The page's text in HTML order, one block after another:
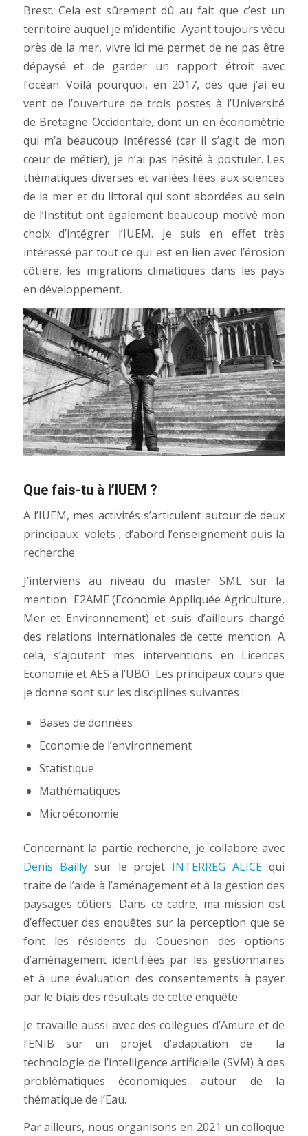
Brest. Cela est sûrement dû au fait que c’est un
territoire auquel je m’identifie. Ayant toujours vécu
près de la mer, vivre ici me permet de ne pas être
dépaysé et de garder un rapport étroit avec
l’océan. Voilà pourquoi, en 2017, dès que j’ai eu
vent de l’ouverture de trois postes à l’Université
de Bretagne Occidentale, dont un en économétrie
qui m’a beaucoup intéressé (car il s’agit de mon
cœur de métier), je n’ai pas hésité à postuler. Les
thématiques diverses et variées liées aux sciences
de la mer et du littoral qui sont abordées au sein
de l’Institut ont également beaucoup motivé mon
choix d’intégrer l’IUEM. Je suis en effet très
intéressé par tout ce qui est en lien avec l’érosion
côtière, les migrations climatiques dans les pays
en développement.
Que fais-tu à l’IUEM ?
A l’IUEM, mes activités s’articulent autour de deux
principaux volets ; d’abord l’enseignement puis la
recherche.
J’interviens au niveau du master SML sur la
mention E2AME (Economie Appliquée Agriculture,
Mer et Environnement) et suis d’ailleurs chargé
des relations internationales de cette mention. A
cela, s’ajoutent mes interventions en Licences
Economie et AES à l’UBO. Les principaux cours que
je donne sont sur les disciplines suivantes :
Bases de données
Economie de l’environnement
Statistique
Mathématiques
Microéconomie
Concernant la partie recherche, je collabore avec
Denis Baillysur le projet INTERREG ALICE qui
traite de l’aide à l’aménagement et à la gestion des
paysages côtiers. Dans ce cadre, ma mission est
d’effectuer des enquêtes sur la perception que se
font les résidents du Couesnon des options
d’aménagement identifiées par les gestionnaires
et à une évaluation des consentements à payer
par le biais des résultats de cette enquête.
Je travaille aussi avec des collègues d’Amure et de
l’ENIB sur un projet d’adaptation de la
technologie de l’intelligence artificielle (SVM) à des
problématiques économiques autour de la
thématique de l’Eau.
Par ailleurs, nous organisons en 2021 un colloque